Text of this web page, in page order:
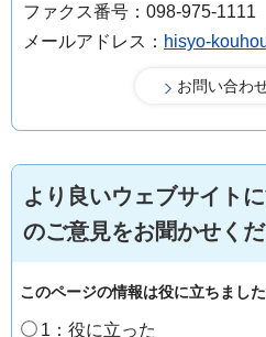
ファクス番号：098-975-1111
メールアドレス： hisyo-
より良いウェブサイト
のご意見をお聞かせく
このページの情報は役に立ちまし
1：役に立った